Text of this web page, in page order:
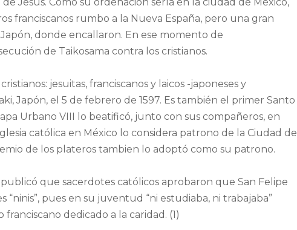
franciscanos rumbo a la Nueva España, pero una gran
donde encallaron. En ese momento de
de Taikosama contra los cristianos.
jesuitas, franciscanos y laicos -japoneses y
Japón, el 5 de febrero de 1597. Es también el primer Santo
Urbano VIII lo beatificó, junto con sus compañeros, en
católica en México lo considera patrono de la Ciudad de
de los plateros tambien lo adoptó como su patrono.
que sacerdotes católicos aprobaron que San Felipe
“ninis”, pues en su juventud “ni estudiaba, ni trabajaba”
dedicado a la caridad. (1)